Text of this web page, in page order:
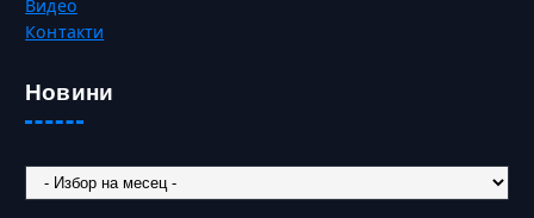
Видео
Контакти
Новини
Новини